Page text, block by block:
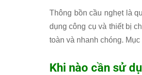
Thông bồn cầu nghẹt là
dụng công cụ và thiết bị
toàn và nhanh chóng.
Khi nào cần sử